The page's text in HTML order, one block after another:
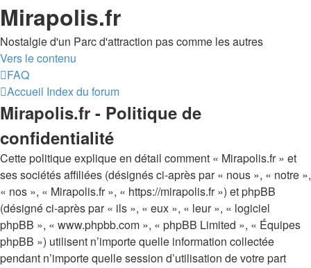
Mirapolis.fr
Nostalgie d'un Parc d'attraction pas comme les autres
Vers le contenu
FAQ
Accueil Index du forum
Mirapolis.fr - Politique de
confidentialité
Cette politique explique en détail comment « Mirapolis.fr » et
ses sociétés affiliées (désignés ci-après par « nous », « notre »,
« nos », « Mirapolis.fr », « https://mirapolis.fr ») et phpBB
(désigné ci-après par « ils », « eux », « leur », « logiciel
phpBB », « www.phpbb.com », « phpBB Limited », « Équipes
phpBB ») utilisent n’importe quelle information collectée
pendant n’importe quelle session d’utilisation de votre part